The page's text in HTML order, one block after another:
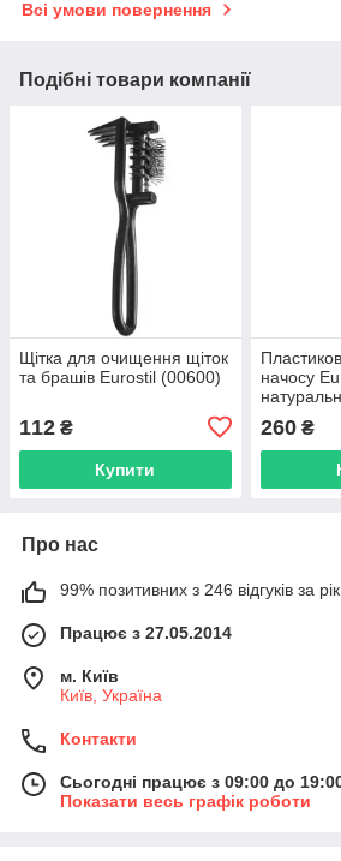
Всі умови повернення
Подібні товари компанії
Щітка для очищення щіток
та брашів Eurostil (00600)
112 ₴
Купити
начосу
260₴
Про нас
99% позитивних з 246 відгуків за рік
Працює з 27.05.2014
м. Київ
Київ, Україна
Контакти
Сьогодні працює з 09:00 до
Показати весь графік роботи